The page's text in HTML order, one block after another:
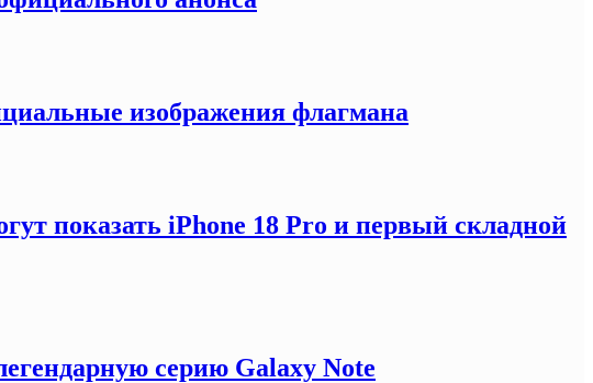
изображения флагмана
показать iPhone 18 Pro и первый складной
серию Galaxy Note